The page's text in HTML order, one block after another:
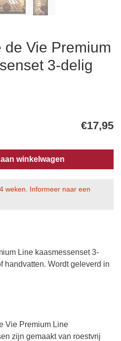
Vie Premium
3-delig
€17,95
winkelwagen
weken. Informeer naar een
Line kaasmessenset 3-
handvatten. Wordt geleverd in
Vie Premium Line
zijn gemaakt van roestvrij